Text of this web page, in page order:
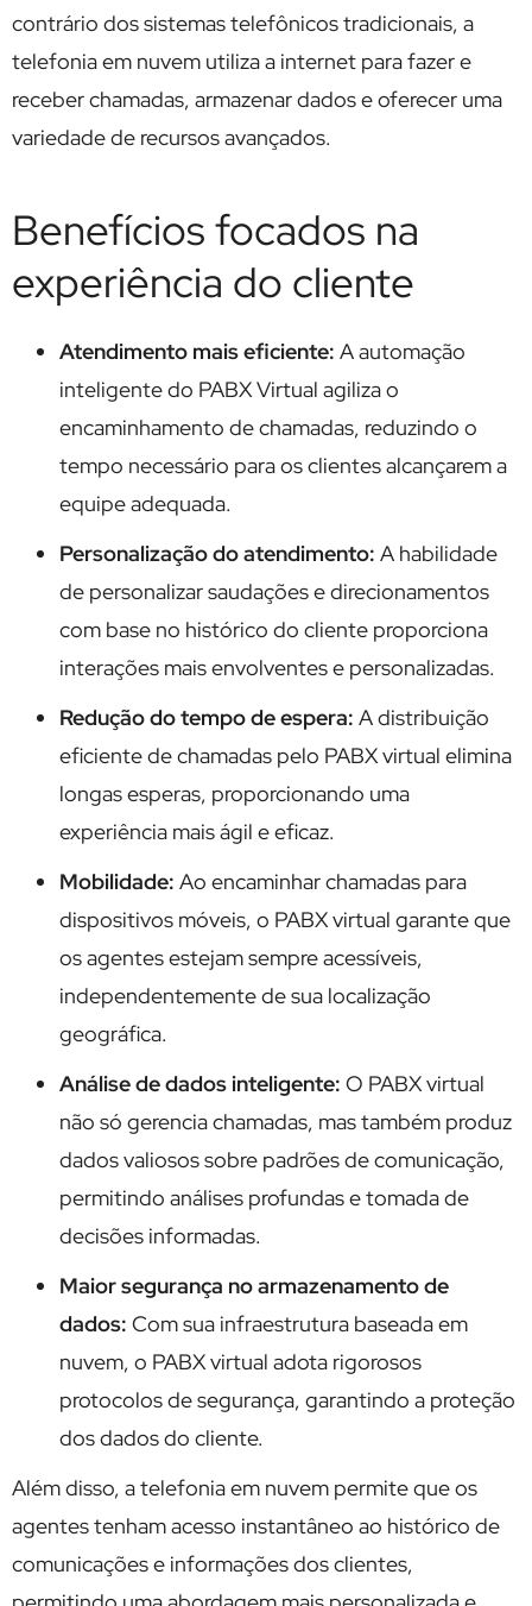
contrário dos sistemas telefônicos tradicionais, a
telefonia em nuvem utiliza a internet para fazer e
receber chamadas, armazenar dados e oferecer uma
variedade de recursos avançados.
Benefícios focados na
experiência do cliente
Atendimento mais eficiente: A automação
inteligente do PABX Virtual agiliza o
encaminhamento de chamadas, reduzindo o
tempo necessário para os clientes alcançarem a
equipe adequada.
Personalização do atendimento: A habilidade
de personalizar saudações e direcionamentos
com base no histórico do cliente proporciona
interações mais envolventes e personalizadas.
Redução do tempo de espera: A distribuição
eficiente de chamadas pelo PABX virtual elimina
longas esperas, proporcionando uma
experiência mais ágil e eficaz.
Mobilidade: Ao encaminhar chamadas para
dispositivos móveis, o PABX virtual garante que
os agentes estejam sempre acessíveis,
independentemente de sua localização
geográfica.
Análise de dados inteligente: O PABX virtual
não só gerencia chamadas, mas também produz
dados valiosos sobre padrões de comunicação,
permitindo análises profundas e tomada de
decisões informadas.
Maior segurança no armazenamento de
dados: Com sua infraestrutura baseada em
nuvem, o PABX virtual adota rigorosos
protocolos de segurança, garantindo a proteção
dos dados do cliente.
Além disso, a telefonia em nuvem permite que os
agentes tenham acesso instantâneo ao histórico de
comunicações e informações dos clientes,